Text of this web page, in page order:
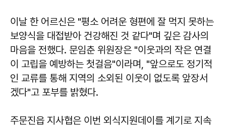
이날 한 어르신은 "평소 어려운 형편에 잘 먹지 못하는
보양식을 대접받아 건강해진 것 같다"며 깊은 감사의
마음을 전했다. 문임춘 위원장은 "이웃과의 작은 연결
이 고립을 예방하는 첫걸음"이라며, "앞으로도 정기적
인 교류를 통해 지역의 소외된 이웃이 없도록 앞장서
겠다"고 포부를 밝혔다.
주문진읍 지사협은 이번 외식지원데이를 계기로 지속